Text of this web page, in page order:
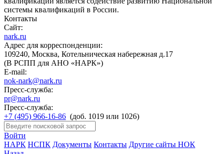
системы квалификаций в России.
Контакты
Сайт:
nark.ru
Адрес для корреспонденции:
109240, Москва, Котельническая набережная д.17
(В РСПП для АНО «НАРК»)
E-mail:
nok-nark@nark.ru
Пресс-служба:
pr@nark.ru
Пресс-служба:
+7 (495) 966-16-86 (доб. 1019 или 1026)
Войти
НАРК НСПК Документы Контакты Другие сайты НОК